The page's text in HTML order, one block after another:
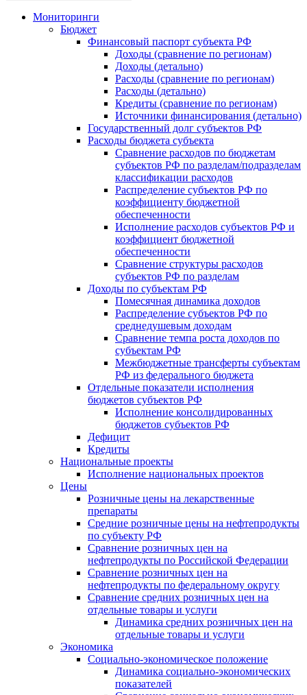
Мониторинги
Бюджет
Финансовый паспорт субъекта РФ
Доходы (сравнение по регионам)
Доходы (детально)
Расходы (сравнение по регионам)
Расходы (детально)
Кредиты (сравнение по регионам)
Источники финансирования (детально)
Государственный долг субъектов РФ
Расходы бюджета субъекта
Сравнение расходов по бюджетам
субъектов РФ по разделам/подразделам
классификации расходов
Распределение субъектов РФ по
коэффициенту бюджетной
обеспеченности
Исполнение расходов субъектов РФ и
коэффициент бюджетной
обеспеченности
Сравнение структуры расходов
субъектов РФ по разделам
Доходы по субъектам РФ
Помесячная динамика доходов
Распределение субъектов РФ по
среднедушевым доходам
Сравнение темпа роста доходов по
субъектам РФ
Межбюджетные трансферты субъектам
РФ из федерального бюджета
Отдельные показатели исполнения
бюджетов субъектов РФ
Исполнение консолидированных
бюджетов субъектов РФ
Дефицит
Кредиты
Национальные проекты
Исполнение национальных проектов
Цены
Розничные цены на лекарственные
препараты
Средние розничные цены на нефтепродукты
по субъекту РФ
Сравнение розничных цен на
нефтепродукты по Российской Федерации
Сравнение розничных цен на
нефтепродукты по федеральному округу
Сравнение средних розничных цен на
отдельные товары и услуги
Динамика средних розничных цен на
отдельные товары и услуги
Экономика
Социально-экономическое положение
Динамика социально-экономических
показателей